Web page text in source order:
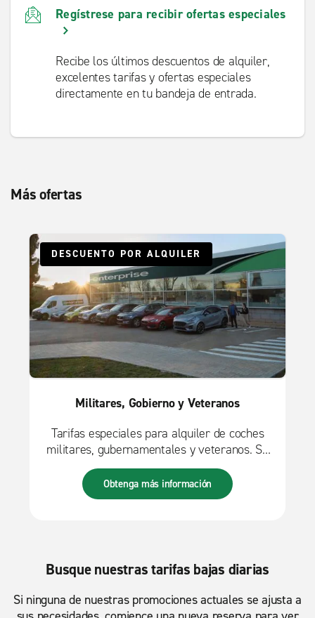
Regístrese para recibir ofertas especiales
Recibe los últimos descuentos de alquiler,
excelentes tarifas y ofertas especiales
directamente en tu bandeja de entrada.
Más ofertas
DESCUENTO POR ALQUILER
Militares, Gobierno y Veteranos
Tarifas especiales para alquiler de coches
militares, gubernamentales y veteranos. Se
aplican términos.
Obtenga más información
Busque nuestras tarifas bajas diarias
Si ninguna de nuestras promociones actuales se ajusta a